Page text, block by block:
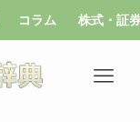
コラム 株式・証